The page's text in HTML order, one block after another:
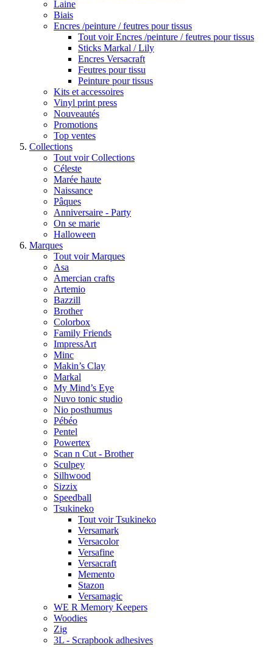
Laine
Biais
Encres /peinture / feutres pour tissus
Tout voir Encres /peinture / feutres pour tissus
Sticks Markal / Lily
Encres Versacraft
Feutres pour tissu
Peinture pour tissus
Kits et accessoires
Vinyl print press
Nouveautés
Promotions
Top ventes
Collections
Tout voir Collections
Céleste
Marée haute
Naissance
Pâques
Anniversaire - Party
On se marie
Halloween
Marques
Tout voir Marques
Asa
Amercian crafts
Artemio
Bazzill
Brother
Colorbox
Family Friends
ImpressArt
Minc
Makin’s Clay
Markal
My Mind’s Eye
Nuvo tonic studio
Nio posthumus
Pébéo
Pentel
Powertex
Scan n Cut - Brother
Sculpey
Silhwood
Sizzix
Speedball
Tsukineko
Tout voir Tsukineko
Versamark
Versacolor
Versafine
Versacraft
Memento
Stazon
Versamagic
WE R Memory Keepers
Woodies
Zig
3L - Scrapbook adhesives